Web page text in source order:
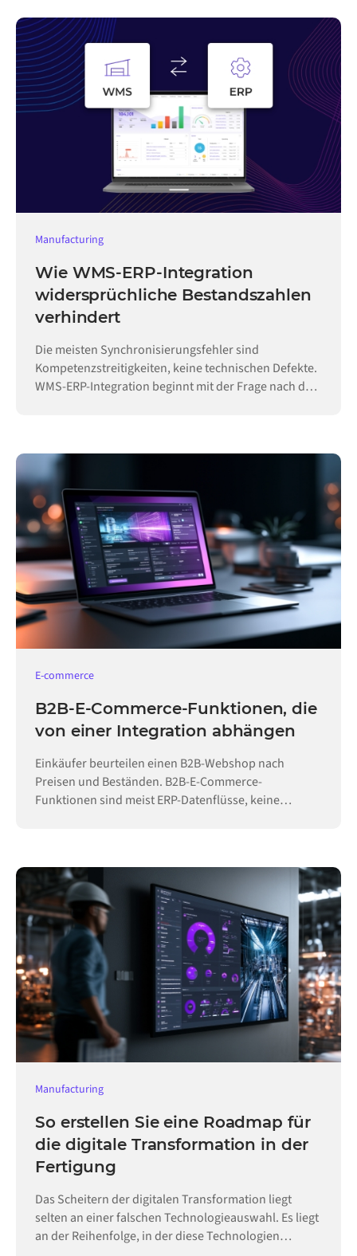
Manufacturing
Wie WMS-ERP-Integration
widersprüchliche Bestandszahlen
verhindert
Die meisten Synchronisierungsfehler sind
Kompetenzstreitigkeiten, keine technischen Defekte.
WMS-ERP-Integration beginnt mit der Frage nach der
E-commerce
B2B-E-Commerce-Funktionen, die
von einer Integration abhängen
Einkäufer beurteilen einen B2B-Webshop nach
Preisen und Beständen. B2B-E-Commerce-
Funktionen sind meist ERP-Datenflüsse, keine
Manufacturing
So erstellen Sie eine Roadmap für
die digitale Transformation in der
Fertigung
Das Scheitern der digitalen Transformation liegt
selten an einer falschen Technologieauswahl. Es liegt
an der Reihenfolge, in der diese Technologien